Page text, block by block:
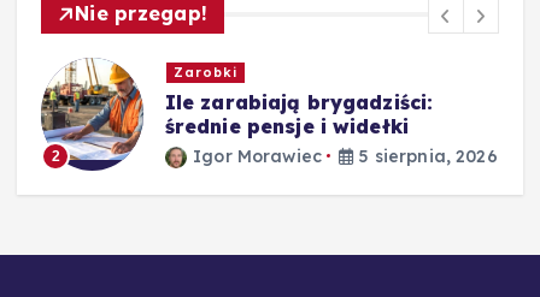
Nie przegap!
2
Zarobki
Ile zarabiają brygadziści:
średnie pensje i widełki
Igor Morawiec 5 sierpnia, 2026